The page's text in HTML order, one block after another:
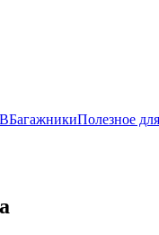
БагажникиПолезное